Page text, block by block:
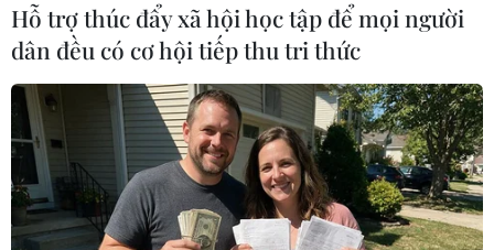
Đồng USD trước bước
ngoặt do đồng yen mạnh
lên và số liệu việc làm Mỹ
06/08/2026 05:14
Lãi suất ngân hàng ngày
6/8: Kỳ hạn 3 tháng đang
được mức lãi suất tối đa
06/08/2026 00:06
Hỗ trợ thúc đẩy xã hội học tập để mọi người
dân đều có cơ hội tiếp thu tri thức